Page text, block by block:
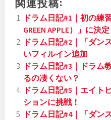
ドラム日記#1｜初の練
GREEN APPLE）」に決定
ドラム日記#2｜「ダン
いフィルイン追加
ドラム日記#3｜ドラム
るの凄くない？
ドラム日記#5｜エイト
ションに挑戦！
ドラム日記#4｜「ダン